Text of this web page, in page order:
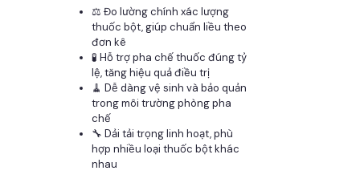
⚖️ Đo lường chính xác lượng
thuốc bột, giúp chuẩn liều theo
đơn kê
🧪 Hỗ trợ pha chế thuốc đúng tỷ
lệ, tăng hiệu quả điều trị
🧹 Dễ dàng vệ sinh và bảo quản
trong môi trường phòng pha
chế
🔧 Dải tải trọng linh hoạt, phù
hợp nhiều loại thuốc bột khác
nhau